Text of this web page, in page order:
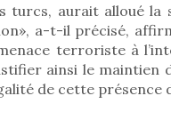
turcs, aurait alloué
a-t-il précisé,
terroriste à
ainsi le maintien
de cette présence